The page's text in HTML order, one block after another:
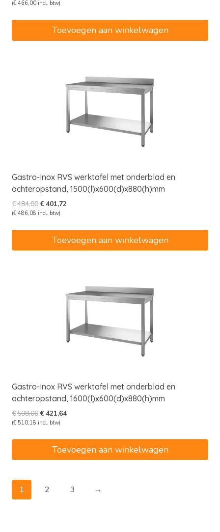
prijs
€464,00.
(€ 466,00 incl. btw)
Toevoegen aan winkelwagen
Gastro-Inox RVS werktafel met onderblad en
achteropstand, 1500(l)x600(d)x880(h)mm
€484,00Oorspronkelijke
prijs
€401,72
(€ 486,08 incl. btw)
Toevoegen aan winkelwagen
Gastro-Inox RVS werktafel met onderblad en
achteropstand, 1600(l)x600(d)x880(h)mm
€508,00Oorspronkelijke
prijs
€508,00.
€421,64Huidige
(€ 510,18 incl. btw)
Toevoegen aan winkelwagen
1 2 3 →